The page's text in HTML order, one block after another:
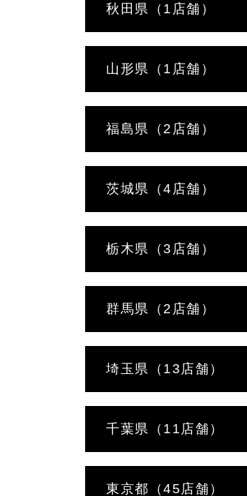
秋田県（1店舗）
山形県（1店舗）
福島県（2店舗）
茨城県（4店舗）
栃木県（3店舗）
群馬県（2店舗）
埼玉県（13店舗）
千葉県（11店舗）
東京都（45店舗）